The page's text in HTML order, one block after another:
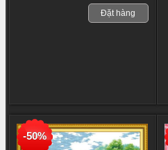
Đặt hàng
-50%